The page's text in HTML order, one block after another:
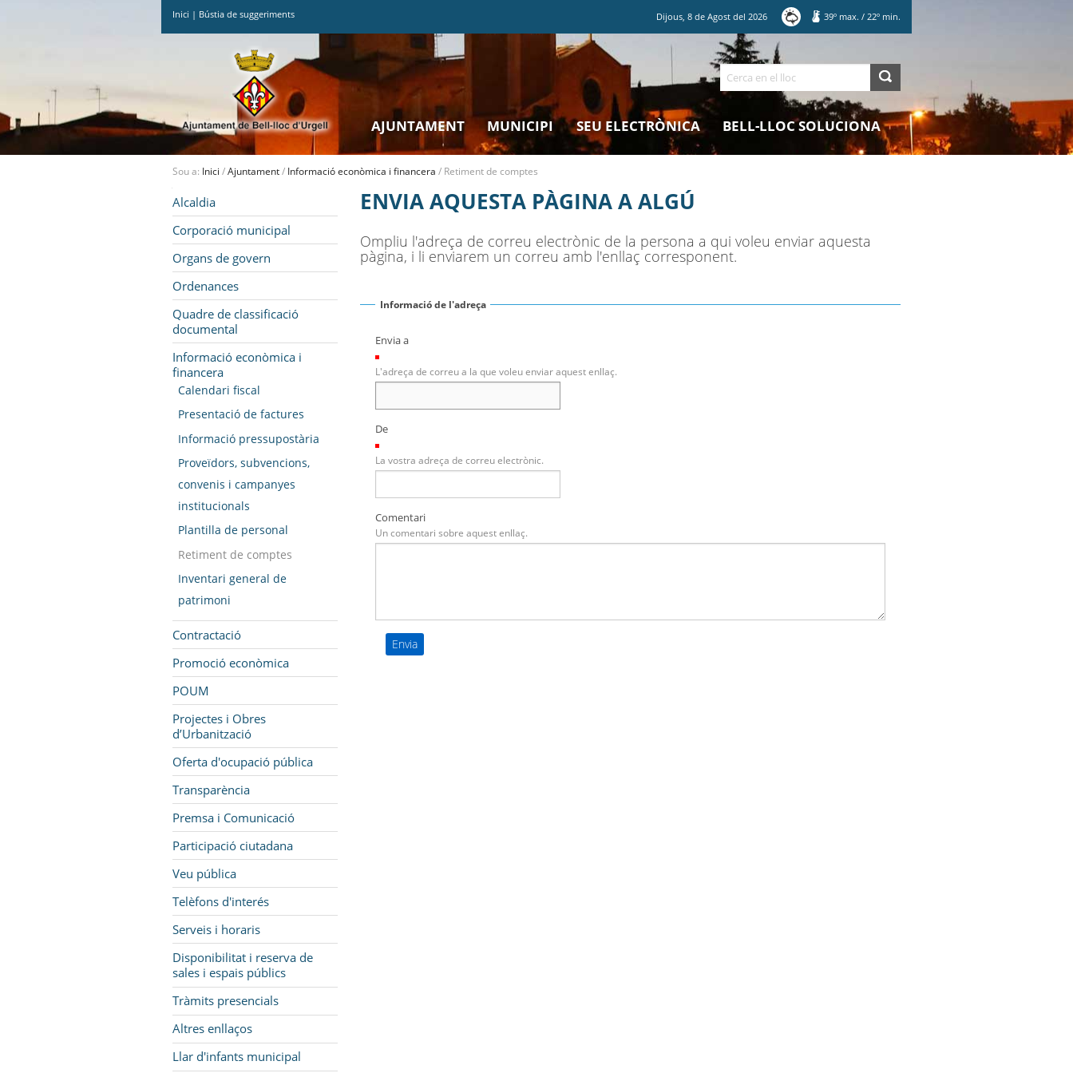
Inici | Bústia de suggeriments Dijous,8 deAgost del2026 39º max. / 22º min.
Cerca
AJUNTAMENT MUNICIPI SEU ELECTRÒNICA BELL-LLOC SOLUCIONA
Sou a: Inici /Ajuntament/ Informació econòmica i financera / Retiment de comptes
Alcaldia
Corporació municipal
Organs de govern
Ordenances
Quadre de classificació
documental
Informació econòmica i
financera
Calendari fiscal
Presentació de factures
Informació pressupostària
Proveïdors, subvencions,
convenis i campanyes
institucionals
Plantilla de personal
Retiment de comptes
Inventari general de
patrimoni
Contractació
Promoció econòmica
POUM
Projectes i Obres
d’Urbanització
Oferta d'ocupació pública
Transparència
Premsa i Comunicació
Participació ciutadana
Veu pública
Telèfons d'interés
Serveis i horaris
Disponibilitat i reserva de
sales i espais públics
Tràmits presencials
Altres enllaços
Llar d'infants municipal
ENVIA AQUESTA PÀGINA A ALGÚ
Ompliu l'adreça de correu electrònic de la persona a qui voleu enviar aquesta
pàgina, i li enviarem un correu amb l'enllaç corresponent.
Informació de l'adreça
Envia a
L'adreça de correu a la que voleu enviar aquest enllaç.
De
La vostra adreça de correu electrònic.
Comentari
Un comentari sobre aquest enllaç.